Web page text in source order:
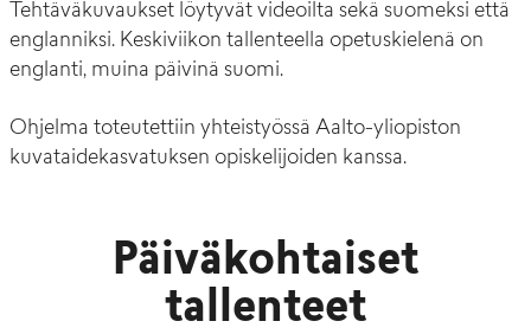
Tehtäväkuvaukset löytyvät videoilta sekä suomeksi että
englanniksi. Keskiviikon tallenteella opetuskielenä on
englanti, muina päivinä suomi.
Ohjelma toteutettiin yhteistyössä Aalto-yliopiston
kuvataidekasvatuksen opiskelijoiden kanssa.
Päiväkohtaiset
tallenteet